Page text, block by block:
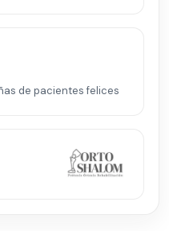
de pacientes felices